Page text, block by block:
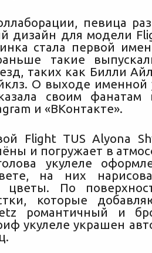
певица
дизайн для модели
стала первой
такие
таких как Билли
О выходе именной
своим фанатам
и «ВКонтакте».
Flight TUS Alyona
и погружает в
укулеле
на них
цветы. По
которые
романтичный и
укулеле украшен